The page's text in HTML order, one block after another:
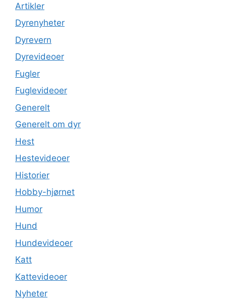
Artikler
Dyrenyheter
Dyrevern
Dyrevideoer
Fugler
Fuglevideoer
Generelt
Generelt om dyr
Hest
Hestevideoer
Historier
Hobby-hjørnet
Humor
Hund
Hundevideoer
Katt
Kattevideoer
Nyheter